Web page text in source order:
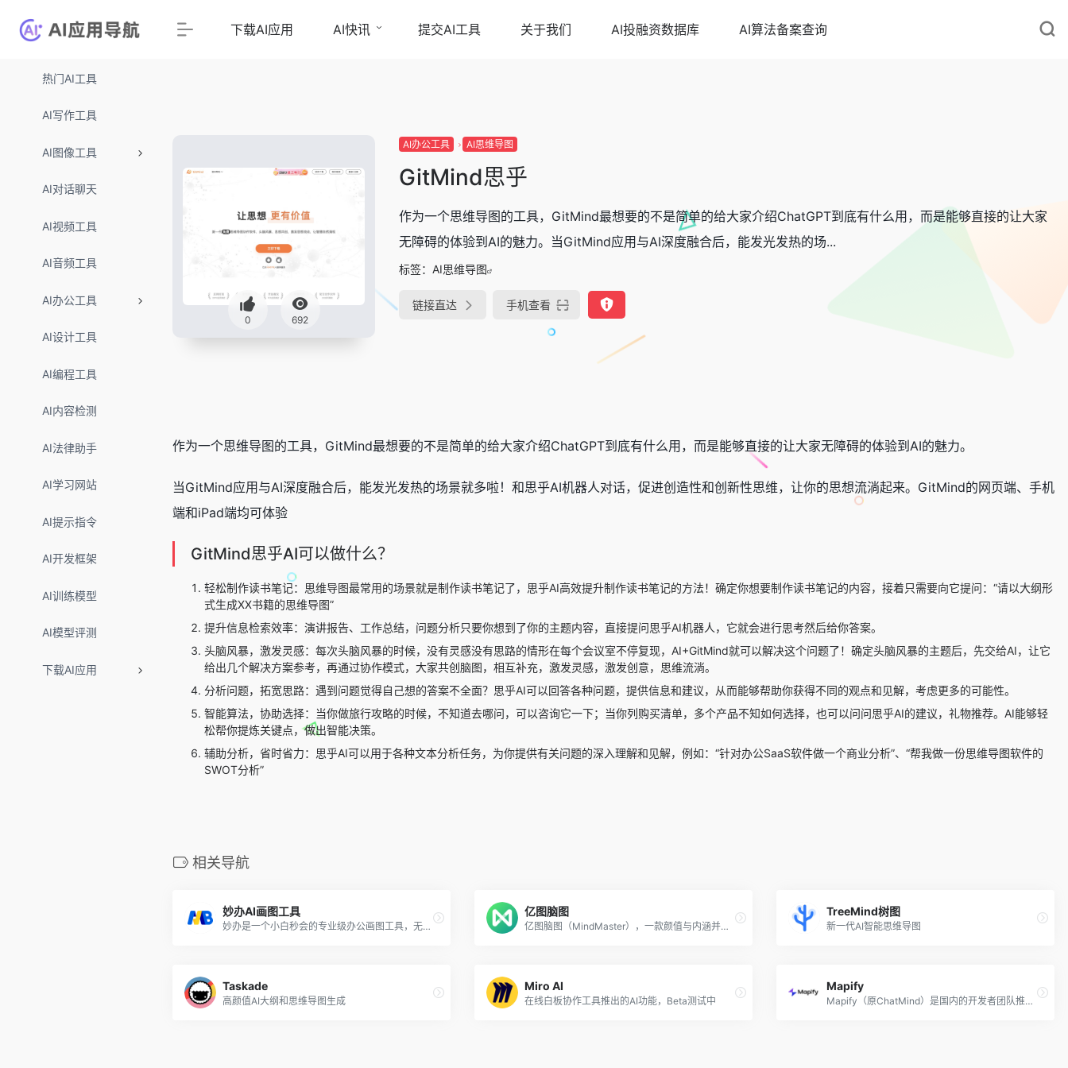
热门AI工具
AI写作工具
AI图像工具
AI对话聊天
AI视频工具
AI音频工具
AI办公工具
AI设计工具
AI编程工具
AI内容检测
AI法律助手
AI学习网站
AI提示指令
AI开发框架
AI训练模型
AI模型评测
下载AI应用
下载AI应用 AI快讯 提交AI工具 关于我们 AI投融资数据库 AI算法备案查询
0 692
AI办公工具 AI思维导图
GitMind思乎
作为一个思维导图的工具，GitMind最想要的不是简单的给大家介绍ChatGPT到底有什么用，而是能够直接的让大家
无障碍的体验到AI的魅力。当GitMind应用与AI深度融合后，能发光发热的场...
标签： AI思维导图
链接直达 手机查看
作为一个思维导图的工具，GitMind最想要的不是简单的给大家介绍ChatGPT到底有什么用，而是能够直接的让大家无障碍的体验到AI的魅力。
当GitMind应用与AI深度融合后，能发光发热的场景就多啦！和思乎AI机器人对话，促进创造性和创新性思维，让你的思想流淌起来。GitMind的网页端、手机
端和iPad端均可体验
GitMind思乎AI可以做什么？
轻松制作读书笔记：思维导图最常用的场景就是制作读书笔记了，思乎AI高效提升制作读书笔记的方法！确定你想要制作读书笔记的内容，接着只需要向它提问：“请以大纲形
式生成XX书籍的思维导图”
提升信息检索效率：演讲报告、工作总结，问题分析只要你想到了你的主题内容，直接提问思乎AI机器人，它就会进行思考然后给你答案。
头脑风暴，激发灵感：每次头脑风暴的时候，没有灵感没有思路的情形在每个会议室不停复现，AI+GitMind就可以解决这个问题了！确定头脑风暴的主题后，先交给AI，让它
给出几个解决方案参考，再通过协作模式，大家共创脑图，相互补充，激发灵感，激发创意，思维流淌。
分析问题，拓宽思路：遇到问题觉得自己想的答案不全面？思乎AI可以回答各种问题，提供信息和建议，从而能够帮助你获得不同的观点和见解，考虑更多的可能性。
智能算法，协助选择：当你做旅行攻略的时候，不知道去哪问，可以咨询它一下；当你列购买清单，多个产品不知如何选择，也可以问问思乎AI的建议，礼物推荐。AI能够轻
松帮你提炼关键点，做出智能决策。
辅助分析，省时省力：思乎AI可以用于各种文本分析任务，为你提供有关问题的深入理解和见解，例如：“针对办公SaaS软件做一个商业分析”、“帮我做一份思维导图软件的
SWOT分析”
相关导航
妙办AI画图工具
妙办是一个小白秒会的专业级办公画图工具，无需掌握复杂操作，便可以让你零基础轻松绘制海量绘图类型。最新推出的妙办AI流程图，可以只需输入主题，便智能自动生成各种类型的流程图，如旅游攻略流程图、组织架构流程图、教资报名流程图、教学思路流程图等。
亿图脑图
亿图脑图（MindMaster），一款颜值与内涵并重的专业国产思维导图软件，支持22种脑图类型布局及高度自定义操作，有序构建你的知识和想法！ 5月新增AI助手2.0功能，为解放创作生产力而生。
TreeMind树图
新一代AI智能思维导图
Taskade
高颜值AI大纲和思维导图生成
Miro AI
在线白板协作工具推出的AI功能，Beta测试中
Mapify
Mapify（原ChatMind）是国内的开发者团队推出的AI思维导图工具，可以应用于笔记、日程安排、项目管理、头脑风暴、框架等多种场景。该工具不仅可以帮助用户快速总结和分析，还可以持续提供创意灵感。